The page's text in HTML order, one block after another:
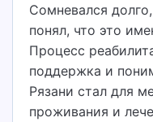
Сомневался
понял, что это
Процесс
поддержка и
Рязани стал для
проживания и